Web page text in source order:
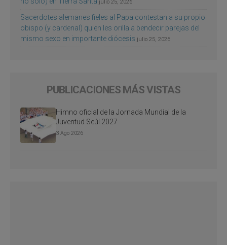
julio 25, 2026
Sacerdotes alemanes fieles al Papa contestan a su propio
obispo (y cardenal) quien les orilla a bendecir parejas del
mismo sexo en importante diócesis julio 25, 2026
PUBLICACIONES MÁS VISTAS
Himno oficial de la Jornada Mundial de la
Juventud Seúl 2027
3 Ago 2026